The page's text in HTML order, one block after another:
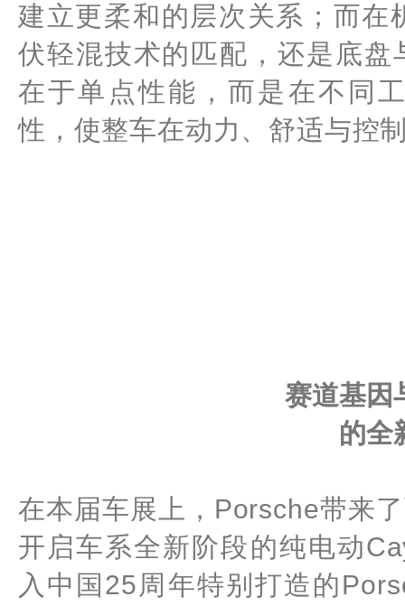
建立更柔和的层次关系；而
伏轻混技术的匹配，还是底
在于单点性能，而是在不同
性，使整车在动力、舒适与控
赛道基因
的全
在本届车展上，Porsche带来
开启车系全新阶段的纯电动
入中国25周年特别打造的